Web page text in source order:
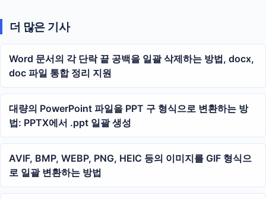
더 많은 기사
Word 문서의 각 단락 끝 공백을 일괄 삭제하는 방법, docx,
doc 파일 통합 정리 지원
대량의 PowerPoint 파일을 PPT 구 형식으로 변환하는 방
법: PPTX에서 .ppt 일괄 생성
AVIF, BMP, WEBP, PNG, HEIC 등의 이미지를 GIF 형식으
로 일괄 변환하는 방법